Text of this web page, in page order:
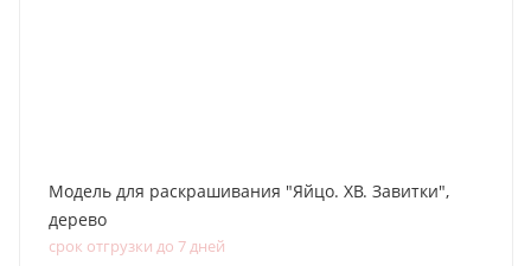
Модель для раскрашивания "Яйцо. ХВ. Завитки",
дерево
срок отгрузки до 7 дней